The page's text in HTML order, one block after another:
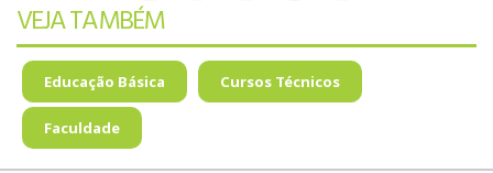
VEJA TAMBÉM
Educação Básica Cursos Técnicos
Faculdade